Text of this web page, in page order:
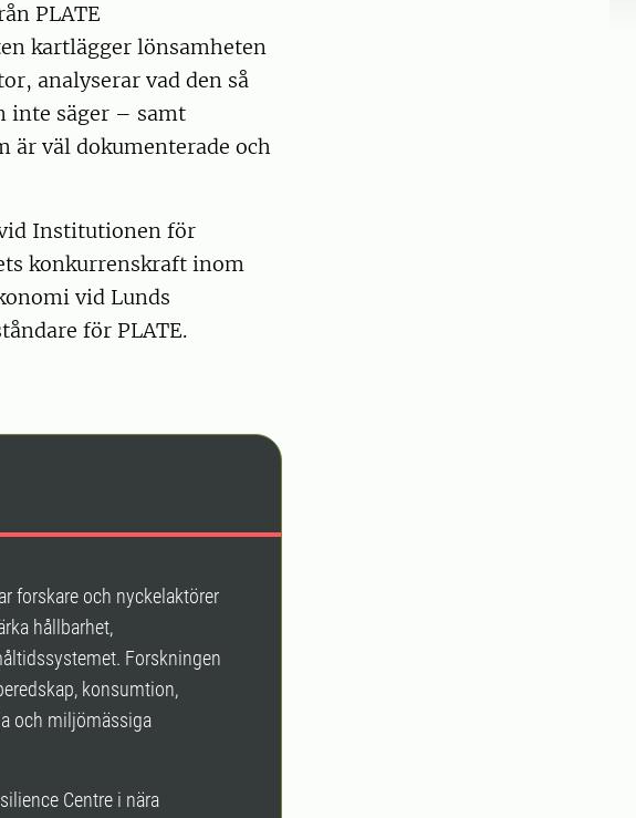
PLATE
kartlägger lönsamheten
analyserar vad den så
inte säger – samt
är väl dokumenterade och
Institutionen för
konkurrenskraft inom
vid Lunds
för PLATE.
forskare och nyckelaktörer
hållbarhet,
Forskningen
konsumtion,
och miljömässiga
Centre i nära